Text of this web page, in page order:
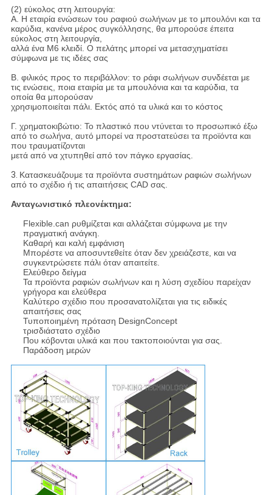
(2) εύκολος στη λειτουργία:
Α. Η εταιρία ενώσεων του ραφιού σωλήνων με το μπουλόνι και τα
καρύδια, κανένα μέρος συγκόλλησης, θα μπορούσε έπειτα
εύκολος στη λειτουργία,
αλλά ένα M6 κλειδί. Ο πελάτης μπορεί να μετασχηματίσει
σύμφωνα με τις ιδέες σας
Β. φιλικός προς το περιβάλλον: το ράφι σωλήνων συνδέεται με
τις ενώσεις, ποια εταιρία με τα μπουλόνια και τα καρύδια, τα
οποία θα μπορούσαν
χρησιμοποιείται πάλι. Εκτός από τα υλικά και το κόστος
Γ. χρηματοκιβώτιο: Το πλαστικό που ντύνεται το προσωπικό έξω
από το σωλήνα, αυτό μπορεί να προστατεύσει τα προϊόντα και
που τραυματίζονται
μετά από να χτυπηθεί από τον πάγκο εργασίας.
3. Κατασκευάζουμε τα προϊόντα συστημάτων ραφιών σωλήνων
από το σχέδιο ή τις απαιτήσεις CAD σας.
Ανταγωνιστικό πλεονέκτημα:
Flexible.can ρυθμίζεται και αλλάζεται σύμφωνα με την
πραγματική ανάγκη.
Καθαρή και καλή εμφάνιση
Μπορέστε να αποσυντεθείτε όταν δεν χρειάζεστε, και να
συγκεντρώσετε πάλι όταν απαιτείτε.
Ελεύθερο δείγμα
Τα προϊόντα ραφιών σωλήνων και η λύση σχεδίου παρείχαν
γρήγορα και ελεύθερα
Καλύτερο σχέδιο που προσανατολίζεται για τις ειδικές
απαιτήσεις σας
Τυποποιημένη πρόταση DesignConcept
τρισδιάστατο σχέδιο
Που κόβονται υλικά και που τακτοποιούνται για σας.
Παράδοση μερών